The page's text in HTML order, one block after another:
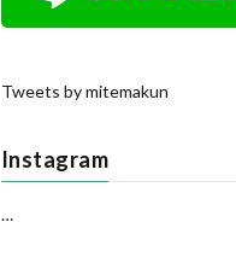
Tweets by mitemakun
Instagram
…